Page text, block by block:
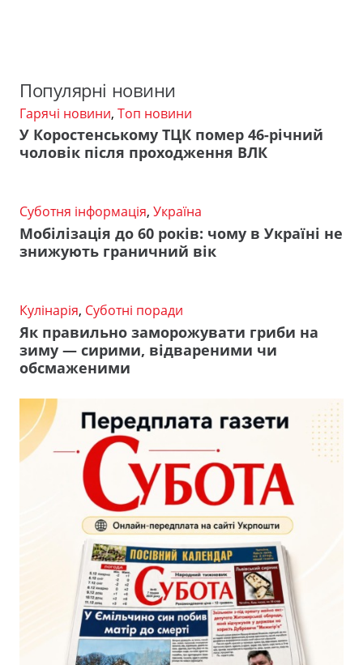
Популярні новини
Гарячі новини, Топ новини
У Коростенському ТЦК помер 46-річний
чоловік після проходження ВЛК
Суботня інформація, Україна
Мобілізація до 60 років: чому в Україні не
знижують граничний вік
Кулінарія, Суботні поради
Як правильно заморожувати гриби на
зиму — сирими, відвареними чи
обсмаженими